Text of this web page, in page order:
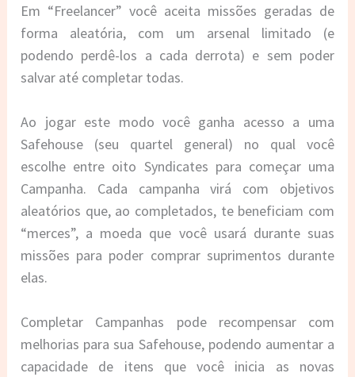
Em “Freelancer” você aceita missões geradas de
forma aleatória, com um arsenal limitado (e
podendo perdê-los a cada derrota) e sem poder
salvar até completar todas.
Ao jogar este modo você ganha acesso a uma
Safehouse (seu quartel general) no qual você
escolhe entre oito Syndicates para começar uma
Campanha. Cada campanha virá com objetivos
aleatórios que, ao completados, te beneficiam com
“merces”, a moeda que você usará durante suas
missões para poder comprar suprimentos durante
elas.
Completar Campanhas pode recompensar com
melhorias para sua Safehouse, podendo aumentar a
capacidade de itens que você inicia as novas